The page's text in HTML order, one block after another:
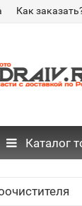
Как
Каталог